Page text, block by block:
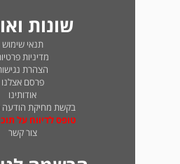
שונות
תנאי שימוש
מדיניות
הצהרת
פרסם אצלנו
אודותינו
בקשת מחיקת הודעה
טופס לדיווח על
צור קשר